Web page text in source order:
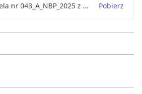
03-04 _ Narodowy Bank Polski - Internetowy Serwis Informacyjny.pdf [70 KB] Pobierz